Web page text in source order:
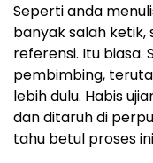
Seperti anda
banyak salah ketik,
referensi. Itu biasa.
pembimbing,
lebih dulu. Habis
dan ditaruh di
tahu betul proses